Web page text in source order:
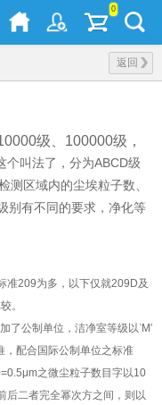
0
返回
级、 100000级，
个叫法了，分为ABCD级
测区域内的尘埃粒子数、
别有不同的要求， 净化等
准209为多，以下仅就209D及
。
了公制单位，洁净室等级以‵M′
，配合国际公制单位之标准
μm之微尘粒子数目字以10
后二者完全幂次方之间，则以